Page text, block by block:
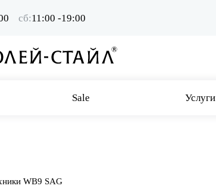
сб:11:00 -19:00
Sale Услуги
WB9 SAG